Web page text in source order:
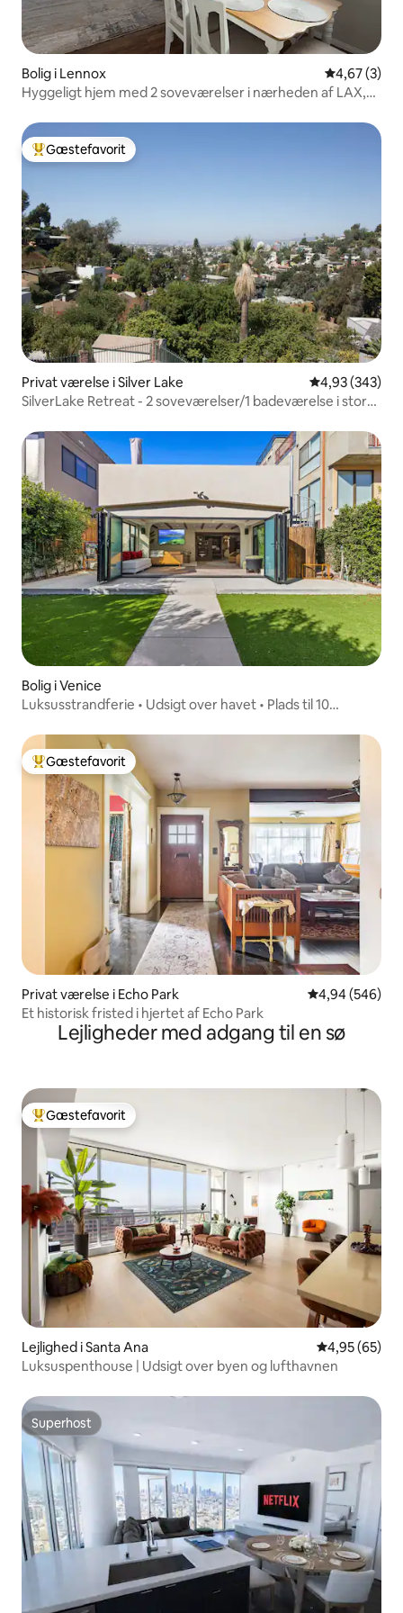
Bolig i Lennox 4,67 ud af 5
4,67 (3)
Hyggeligt hjem med 2 soveværelser i nærheden af LAX,
Bedste gæstefavorit
Gæstefavorit
Privat værelse i Silver Lake 4,93 ud af 5 i
4,93 (343)
SilverLake Retreat - 2 soveværelser/1 badeværelse i stort
Bolig i Venice
Luksusstrandferie • Udsigt over havet • Plads til 10
Bedste gæstefavorit
Gæstefavorit
Privat værelse i Echo Park 4,94 ud af 5 i
4,94 (546)
Et historisk fristed i hjertet af Echo Park
Lejligheder med adgang til en sø
Bedste gæstefavorit
Gæstefavorit
Lejlighed i Santa Ana 4,95 ud af 5 i
4,95 (65)
Luksuspenthouse | Udsigt over byen og lufthavnen
Superhost
Superhost